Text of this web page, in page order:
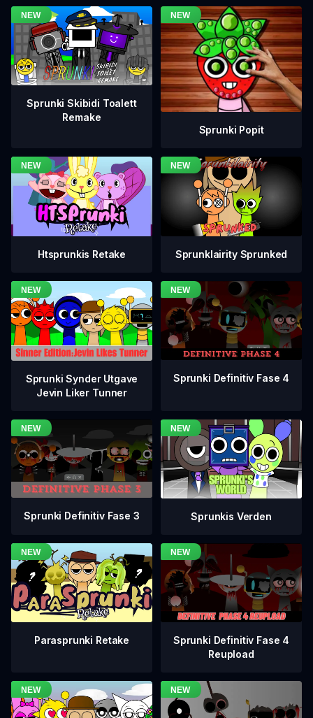
Sprunki Skibidi Toalett
Remake
Sprunki Popit
Htsprunkis Retake Sprunklairity Sprunked
Sprunki Synder Utgave
Jevin Liker Tunner
Sprunki Definitiv Fase 4
Sprunki Definitiv Fase 3 Sprunkis Verden
Parasprunki Retake
Sprunki Definitiv Fase 4
Reupload